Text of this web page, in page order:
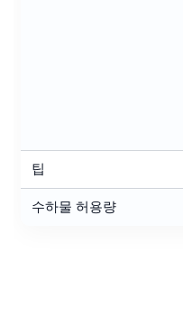
팁
수하물 허용량